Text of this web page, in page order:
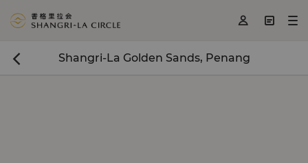
  
 Shangri-La Golden Sands, Penang